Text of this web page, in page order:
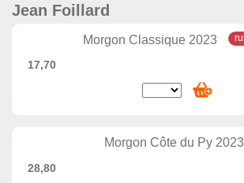
Jean Foillard
Morgon Classique 2023
17,70
Morgon Côte du Py 2023
28,80